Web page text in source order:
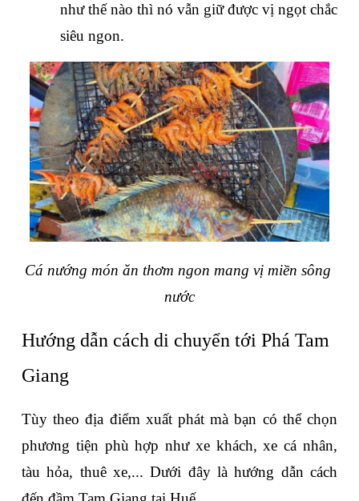
như thế nào thì nó vẫn giữ được vị ngọt chắc
siêu ngon.
Cá nướng món ăn thơm ngon mang vị miền sông
nước
Hướng dẫn cách di chuyển tới Phá Tam
Giang
Tùy theo địa điểm xuất phát mà bạn có thể chọn
phương tiện phù hợp như xe khách, xe cá nhân,
tàu hỏa, thuê xe,... Dưới đây là hướng dẫn cách